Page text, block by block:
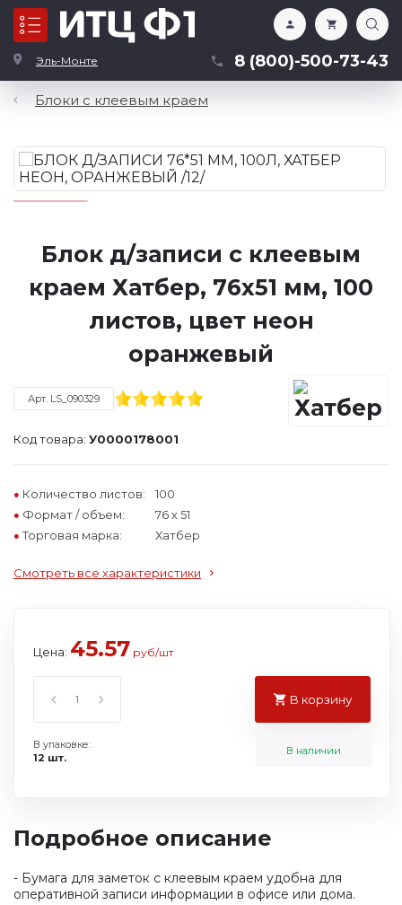
Эль-Монте 8 (800)-500-73-43
Каталог
Блоки с клеевым краем
Блок д/записи с клеевым
краем Хатбер, 76х51 мм, 100
листов, цвет неон
оранжевый
Арт. LS_090329
Код товара: У0000178001
Количество листов:
Формат / объем:
Торговая марка:
100
76 х 51
Хатбер
Смотреть все характеристики
Цена: 45.57 руб/шт
В корзину
В упаковке:
12 шт.
В наличии
Подробное описание
- Бумага для заметок с клеевым краем удобна для
оперативной записи информации в офисе или дома.